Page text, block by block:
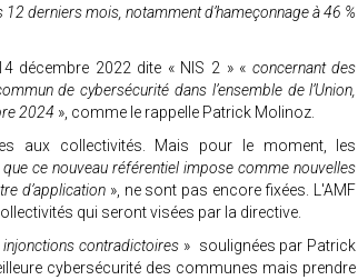
derniers mois, notamment d’hameçonnage à 46 %
décembre 2022 dite « NIS 2 » « concernant des
de cybersécurité dans l’ensemble de l’Union,
2024 », comme le rappelle Patrick Molinoz.
aux collectivités. Mais pour le moment, les
ce nouveau référentiel impose comme nouvelles
d’application », ne sont pas encore fixées. L'AMF
qui seront visées par la directive.
injonctions contradictoires» soulignées par Patrick
cybersécurité des communes mais prendre